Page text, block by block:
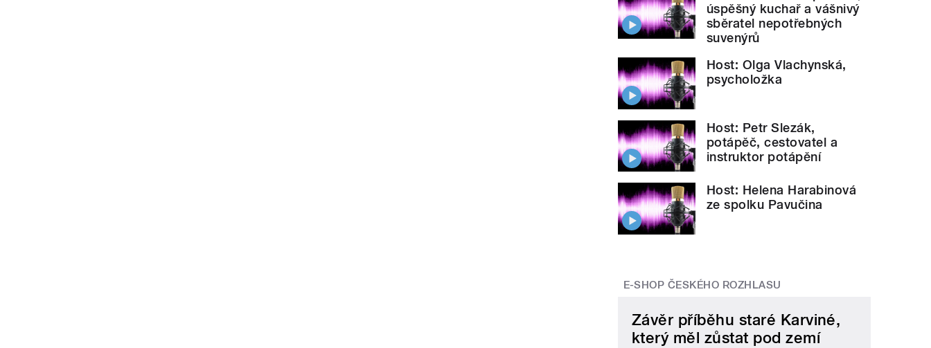
úspěšný kuchař a vášnivý
sběratel nepotřebných
suvenýrů
Host: Olga Vlachynská,
psycholožka
Host: Petr Slezák,
potápěč, cestovatel a
instruktor potápění
Host: Helena Harabinová
ze spolku Pavučina
E-SHOP ČESKÉHO ROZHLASU
Závěr příběhu staré Karviné,
který měl zůstat pod zemí